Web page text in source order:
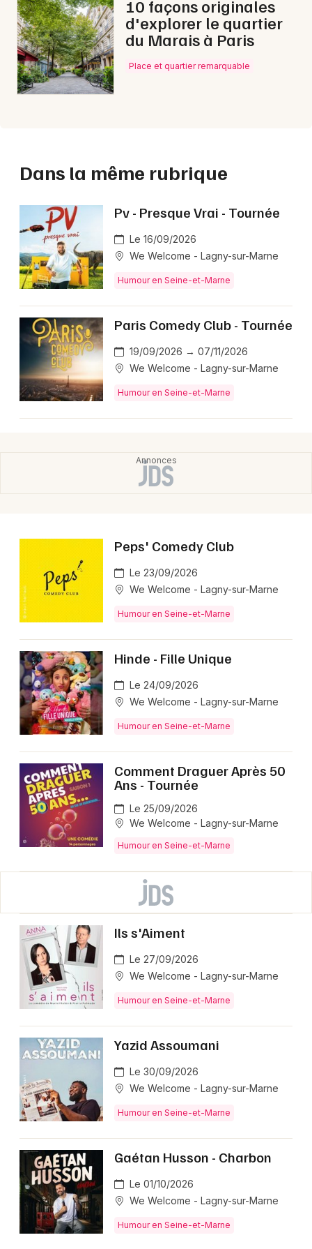
10 façons originales
d'explorer le quartier
du Marais à Paris
Place et quartier remarquable
Dans la même rubrique
Pv - Presque Vrai - Tournée
Le 16/09/2026
We Welcome - Lagny-sur-Marne
Humour en Seine-et-Marne
Paris Comedy Club - Tournée
19/09/2026 → 07/11/2026
We Welcome - Lagny-sur-Marne
Humour en Seine-et-Marne
Peps' Comedy Club
Le 23/09/2026
We Welcome - Lagny-sur-Marne
Humour en Seine-et-Marne
Hinde - Fille Unique
Le 24/09/2026
We Welcome - Lagny-sur-Marne
Humour en Seine-et-Marne
Comment Draguer Après 50
Ans - Tournée
Le 25/09/2026
We Welcome - Lagny-sur-Marne
Humour en Seine-et-Marne
Ils s'Aiment
Le 27/09/2026
We Welcome - Lagny-sur-Marne
Humour en Seine-et-Marne
Yazid Assoumani
Le 30/09/2026
We Welcome - Lagny-sur-Marne
Humour en Seine-et-Marne
Gaétan Husson - Charbon
Le 01/10/2026
We Welcome - Lagny-sur-Marne
Humour en Seine-et-Marne